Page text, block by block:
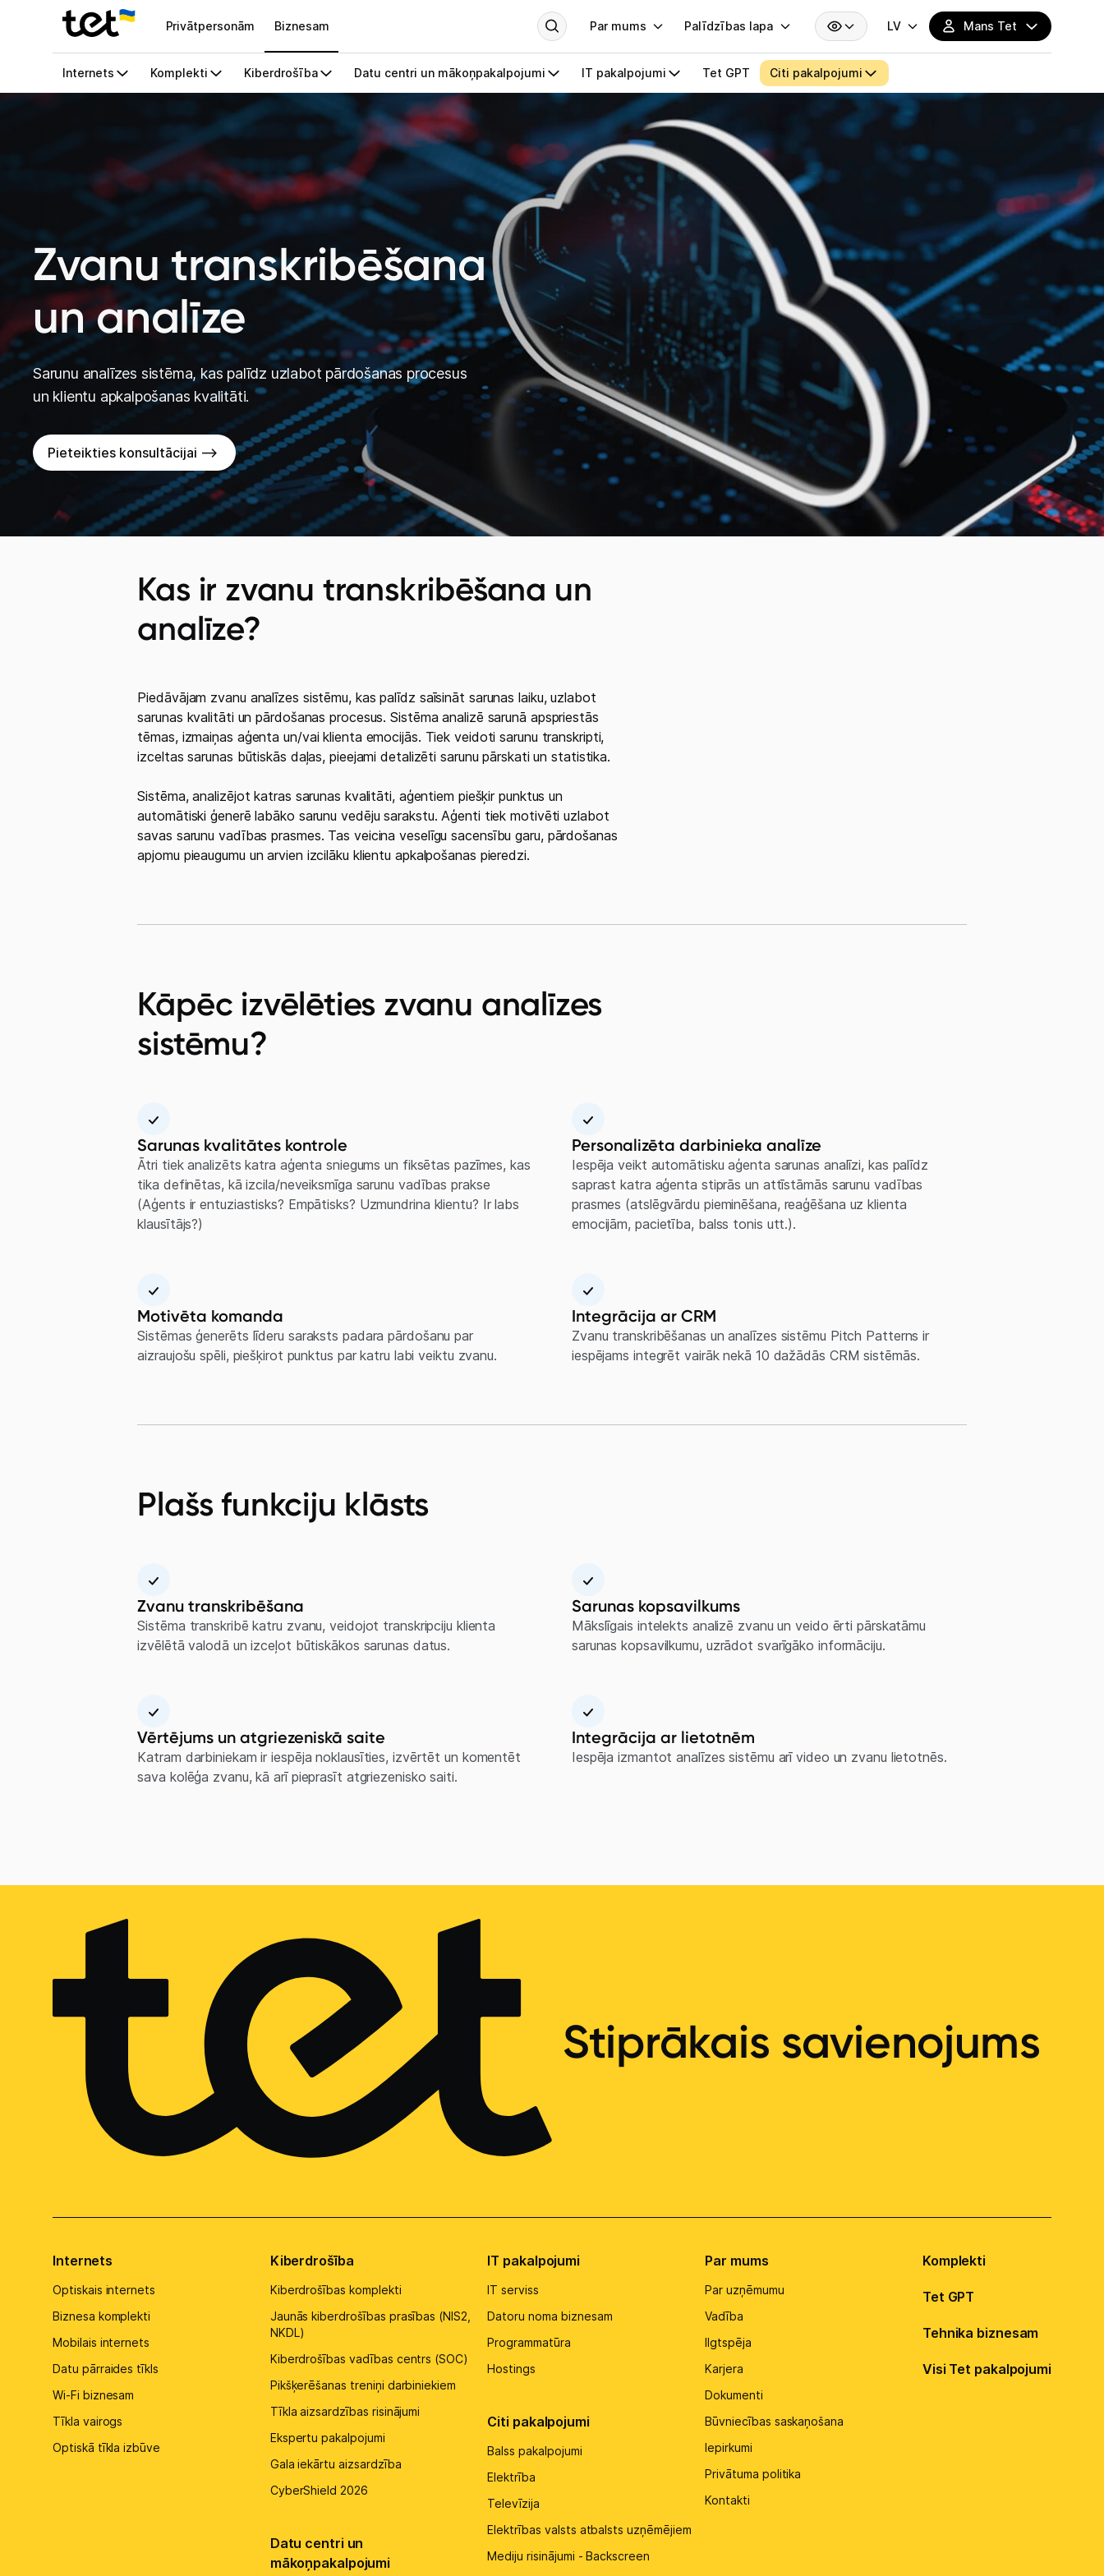
Privātpersonām Biznesam
Zvanu transkribēšana
un analīze
Sarunu analīzes sistēma, kas palīdz uzlabot pārdošanas procesus
un klientu apkalpošanas kvalitāti.
Pieteikties konsultācijai -->
Kas ir zvanu transkribēšana un
analīze?
Piedāvājam zvanu analīzes sistēmu, kas palīdz saīsināt sarunas laiku, uzlabot
sarunas kvalitāti un pārdošanas procesus. Sistēma analizē sarunā apspriestās
tēmas, izmaiņas aģenta un/vai klienta emocijās. Tiek veidoti sarunu transkripti,
izceltas sarunas būtiskās daļas, pieejami detalizēti sarunu pārskati un statistika.
Sistēma, analizējot katras sarunas kvalitāti, aģentiem piešķir punktus un
automātiski ģenerē labāko sarunu vedēju sarakstu. Aģenti tiek motivēti uzlabot
savas sarunu vadības prasmes. Tas veicina veselīgu sacensību garu, pārdošanas
apjomu pieaugumu un arvien izcilāku klientu apkalpošanas pieredzi.
Kāpēc izvēlēties zvanu analīzes
sistēmu?
Sarunas kvalitātes kontrole
Ātri tiek analizēts katra aģenta sniegums un fiksētas pazīmes, kas
tika definētas, kā izcila/neveiksmīga sarunu vadības prakse
(Aģents ir entuziastisks? Empātisks? Uzmundrina klientu? Ir labs
klausītājs?)
Personalizēta darbinieka analīze
Iespēja veikt automātisku aģenta sarunas analīzi, kas palīdz
saprast katra aģenta stiprās un attīstāmās sarunu vadības
prasmes (atslēgvārdu pieminēšana, reaģēšana uz klienta
emocijām, pacietība, balss tonis utt.).
Motivēta komanda
Sistēmas ģenerēts līderu saraksts padara pārdošanu par
aizraujošu spēli, piešķirot punktus par katru labi veiktu zvanu.
Integrācija ar CRM
Zvanu transkribēšanas un analīzes sistēmu Pitch Patterns ir
iespējams integrēt vairāk nekā 10 dažādās CRM sistēmās.
Plašs funkciju klāsts
Zvanu transkribēšana
Sistēma transkribē katru zvanu, veidojot transkripciju klienta
izvēlētā valodā un izceļot būtiskākos sarunas datus.
Sarunas kopsavilkums
Mākslīgais intelekts analizē zvanu un veido ērti pārskatāmu
sarunas kopsavilkumu, uzrādot svarīgāko informāciju.
Vērtējums un atgriezeniskā saite
Katram darbiniekam ir iespēja noklausīties, izvērtēt un komentēt
sava kolēģa zvanu, kā arī pieprasīt atgriezenisko saiti.
Integrācija ar lietotnēm
Iespēja izmantot analīzes sistēmu arī video un zvanu lietotnēs.
Stiprākais savienojums
Internets
Optiskais internets
Biznesa komplekti
Mobilais internets
Datu pārraides tīkls
Wi-Fi biznesam
Tīkla vairogs
Optiskā tīkla izbūve
Kiberdrošība
Kiberdrošības komplekti
Jaunās kiberdrošības prasības (NIS2,
NKDL)
Kiberdrošības vadības centrs (SOC)
Pikšķerēšanas treniņi darbiniekiem
Tīkla aizsardzības risinājumi
Ekspertu pakalpojumi
Gala iekārtu aizsardzība
CyberShield 2026
Datu centri un
mākoņpakalpojumi
IT pakalpojumi
IT serviss
Datoru noma biznesam
Programmatūra
Hostings
Citi pakalpojumi
Balss pakalpojumi
Elektrība
Televīzija
Elektrības valsts atbalsts uzņēmējiem
Mediju risinājumi - Backscreen
Par mums
Par uzņēmumu
Vadība
Ilgtspēja
Karjera
Dokumenti
Būvniecības saskaņošana
Iepirkumi
Privātuma politika
Kontakti
Komplekti
Tet GPT
Tehnika biznesam
Visi Tet pakalpojumi